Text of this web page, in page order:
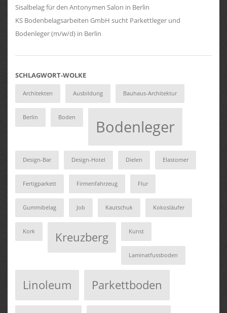
Sisalbelag für den Antonymen Salon in Berlin
KS Bodenbelagsarbeiten GmbH sucht Parkettleger und
Bodenleger (m/w/d) in Berlin
SCHLAGWORT-WOLKE
Architekten Ausbildung Bauhaus-Architektur
Berlin Boden Bodenleger
Design-Bar Design-Hotel Dielen Elastomer
Fertigparkett Firmenfahrzeug Flur
Gummibelag Job Kautschuk Kokosläufer
Kork Kreuzberg Kunst
Laminatfussboden
Linoleum Parkettboden